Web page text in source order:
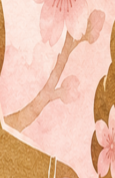
pexels-photo-6663371.jpeg